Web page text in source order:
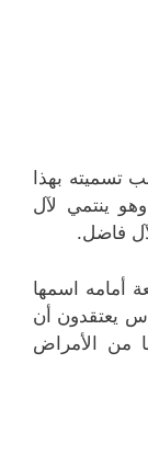
تسميته بهذا
ينتمي لآل
فاضل.
أمامه اسمها
يعتقدون أن
من الأمراض